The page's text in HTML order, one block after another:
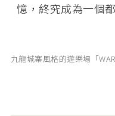
憶，終究成為一個
九龍城寨風格的遊樂場「